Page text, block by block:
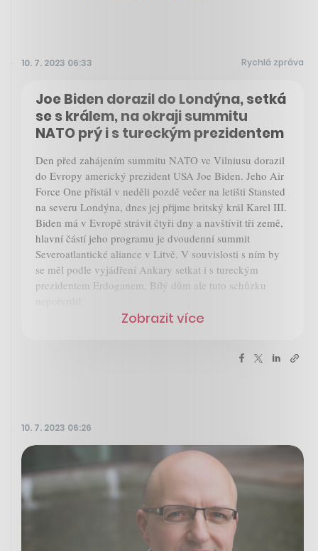
10. 7. 2023 06:33 Rychlá zpráva
Joe Biden dorazil do Londýna, setká
se s králem, na okraji summitu
NATO prý i s tureckým prezidentem
Den před zahájením summitu NATO ve Vilniusu dorazil
do Evropy americký prezident USA Joe Biden. Jeho Air
Force One přistál v neděli pozdě večer na letišti Stansted
na severu Londýna, dnes jej přijme britský král Karel III.
Biden má v Evropě strávit čtyři dny a navštívit tři země,
hlavní částí jeho programu je dvoudenní summit
Severoatlantické aliance v Litvě. V souvislosti s ním by
se měl podle vyjádření Ankary setkat i s tureckým
prezidentem Erdoganem, Bílý dům ale tuto schůzku
Zobrazit více
10. 7. 2023 06:26